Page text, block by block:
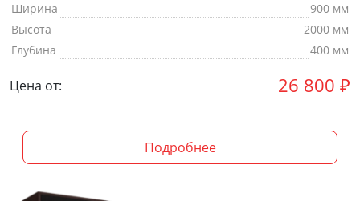
Ширина
900 мм
Высота
2000 мм
Глубина
400 мм
Цена от: 26 800 ₽
Подробнее